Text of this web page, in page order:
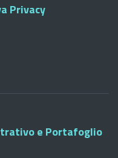
Privacy
e Portafoglio